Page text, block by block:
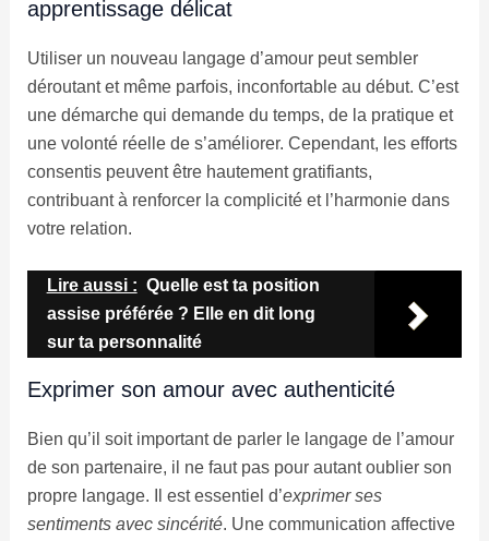
apprentissage délicat
Utiliser un nouveau langage d’amour peut sembler
déroutant et même parfois, inconfortable au début. C’est
une démarche qui demande du temps, de la pratique et
une volonté réelle de s’améliorer. Cependant, les efforts
consentis peuvent être hautement gratifiants,
contribuant à renforcer la complicité et l’harmonie dans
votre relation.
Lire aussi : Quelle est ta position
assise préférée ? Elle en dit long
sur ta personnalité
Exprimer son amour avec authenticité
Bien qu’il soit important de parler le langage de l’amour
de son partenaire, il ne faut pas pour autant oublier son
propre langage. Il est essentiel d’exprimer ses
sentiments avec sincérité. Une communication affective